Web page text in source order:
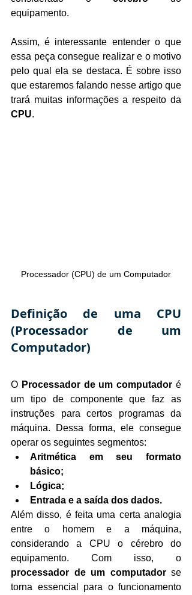
equipamento.
Assim, é interessante entender o que
essa peça consegue realizar e o motivo
pelo qual ela se destaca. É sobre isso
que estaremos falando nesse artigo que
CPU.
Processador (CPU) de um Computador
Definição de uma CPU
(Processador de um
Computador)
O Processador de um computador é
um tipo de componente que faz as
instruções para certos programas da
máquina. Dessa forma, ele consegue
operar os seguintes segmentos:
Aritmética em seu formato
básico;
Lógica;
Entrada e a saída dos dados.
Além disso, é feita uma certa analogia
entre o homem e a máquina,
considerando a CPU o cérebro do
processador de um computador se
torna essencial para o funcionamento